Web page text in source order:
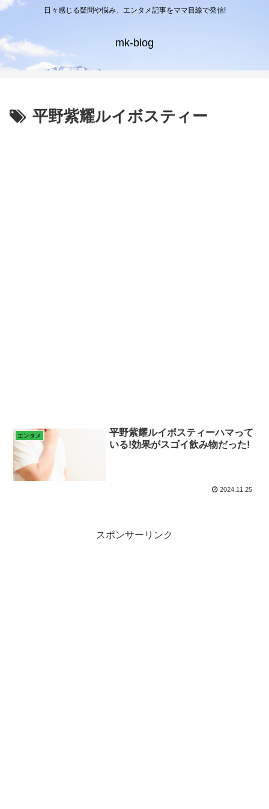
日々感じる疑問や悩み、エンタメ記事をママ目線で発信!
mk-blog
平野紫耀ルイボスティー
エンタメ
平野紫耀ルイボスティーハマって
いる!効果がスゴイ飲み物だった!
2024.11.25
スポンサーリンク